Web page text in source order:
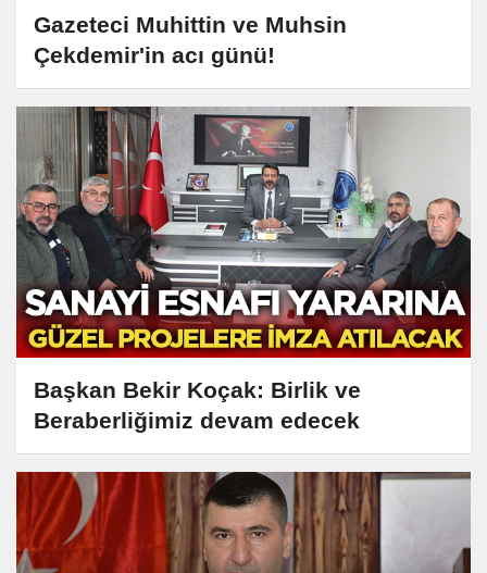
Gazeteci Muhittin ve Muhsin
Çekdemir'in acı günü!
Başkan Bekir Koçak: Birlik ve
Beraberliğimiz devam edecek